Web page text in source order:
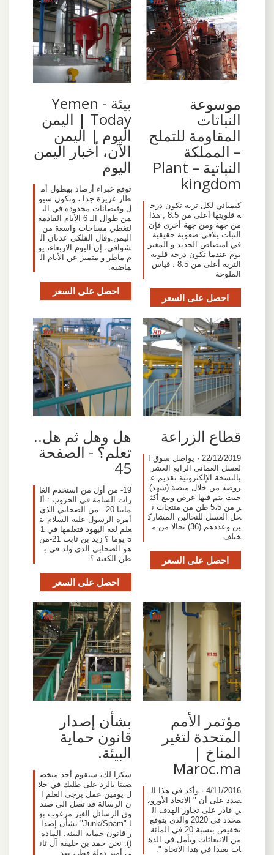
موسوعة
النباتات
المقاومة للتملح
– المملكة
النباتية – Plant
kingdom
كيميائي لكل تربة تكون درج
ة قلويتها أعلى من 8.5 , هذا
من جهة ومن جهة أخرى فإن
النبات يلاقي صعوبة حقيقية
في امتصاص الحديد و المغنز
يوم عندما تكون درجة قلوية
التربة أعلى من 8.5 . قياس
الملوحة
احصل على السعر
بيئة - Yemen
Today | اليمن
اليوم | اليمن
الآن، أخبار اليمن
اليوم
توقع خبراء أرصاد بهطول أم
طار غزيرة جدا ، وتكون سيو
ل وفيضانات محدودة في الي
من طوال الـ 6 الأيام القادمة
لتغطي مساحات واسعة من
اليمن.وقال الفلكي عدنان ال
شوافي، إن اليوم الاربعاء، يو
م ماطر و متميز عن الأيام ال
ماضية.
احصل على السعر
قطاع الزراعة
22/12/2019 · يواصل سوق ا
لعسل العماني الرابع العشر
بالنسخة الإلكترونية تقديم ع
روضه من خلال منصة (شهد)
حيث يتم فيها عرض وبيع أكث
ر من 5،5 طن من منتجات ن
حل العسل للنحالين المشارك
ين وعددهم (36) نحالا من م
ختلف
احصل على السعر
هل وهل ثم هل..
تعلم؟ - الصفحة
45
19- من أول من استخدم الغا
زات السامة في الحروب : أل
مانيا 20 - من الصحابي الذي
أمره الرسول عليه السلام بت
علم لغة اليهود فتعلمها في 1
5 يوما ؟ زيد بن ثابت 21-من
هو الصحابي الذي ولد في ب
طن الكعبة ؟
احصل على السعر
مؤتمر الأمم
المتحدة لتغير
المناخ |
Maroc.ma
4/11/2016 · وأكد في هذا ال
صدد على أن " الاتحاد الأوروب
ي قادر على تجاوز الهدف ال
محدد في 2020 والذي يتوقع
تخفيض بنسبة 20 في المائة
من الانبعاثات ويأمل في الذه
اب بعيدا في هذا الاتجاه ".
بشأن إصدار
قانون حماية
البيئة.
شكرا لك، سيقوم أحد متخص
صينا بالرد على طلبك في خلا
ل يومين عمل يرجى العلم ا
ن الرسالة قد تصل الى صند
وق الرسائل الغير مرغوب به
ا "Junk/Spam" بشأن إصدا
ر قانون حماية البيئة. المادة
(): نحن حمد بن خليفة آل ثان
ي أمير دولة قطر، بعد